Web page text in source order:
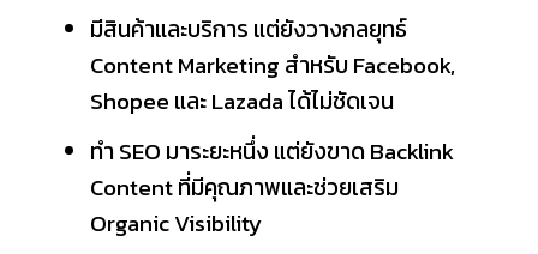
มีสินค้าและบริการ แต่ยังวางกลยุทธ์
Content Marketing สำหรับ Facebook,
Shopee และ Lazada ได้ไม่ชัดเจน
ทำ SEO มาระยะหนึ่ง แต่ยังขาด Backlink
Content ที่มีคุณภาพและช่วยเสริม
Organic Visibility